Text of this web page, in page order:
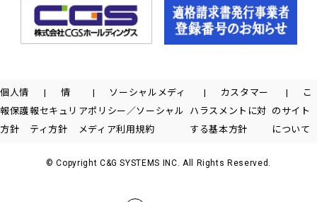
個人情
報保護
方針
情
報セキュリ
ティ方針
ソーシャルメディ
アポリシー／ソーシャル
メディア利用規約
カスタマー
ハラスメントに対
する基本方針
こ
のサイト
について
© Copyright C&G SYSTEMS INC. All Rights Reserved.